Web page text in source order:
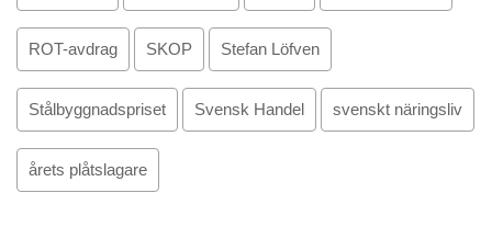
ROT-avdrag SKOP Stefan Löfven
Stålbyggnadspriset Svensk Handel svenskt näringsliv
årets plåtslagare